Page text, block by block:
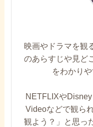
映画やドラマを観
のあらすじや見ど
をわかり
NETFLIXや
Videoなどで観ら
観よう？」と思っ